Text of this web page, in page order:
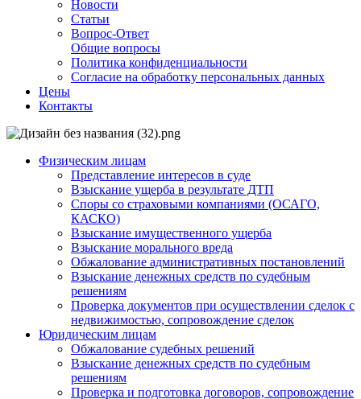
Новости
Статьи
Вопрос-Ответ
Общие вопросы
Политика конфиденциальности
Согласие на обработку персональных данных
Цены
Контакты
Физическим лицам
Представление интересов в суде
Взыскание ущерба в результате ДТП
Споры со страховыми компаниями (ОСАГО,
КАСКО)
Взыскание имущественного ущерба
Взыскание морального вреда
Обжалование административных постановлений
Взыскание денежных средств по судебным
решениям
Проверка документов при осуществлении сделок с
недвижимостью, сопровождение сделок
Юридическим лицам
Обжалование судебных решений
Взыскание денежных средств по судебным
решениям
Проверка и подготовка договоров, сопровождение